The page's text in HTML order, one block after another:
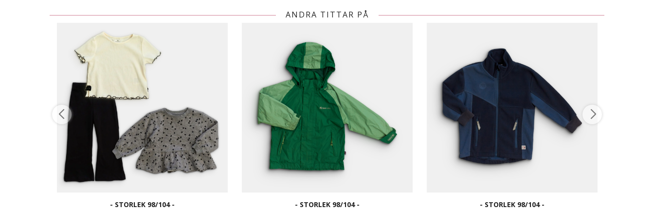
ANDRA TITTAR PÅ
- STORLEK 98/104 - - STORLEK 98/104 - - STORLEK 98/104 -